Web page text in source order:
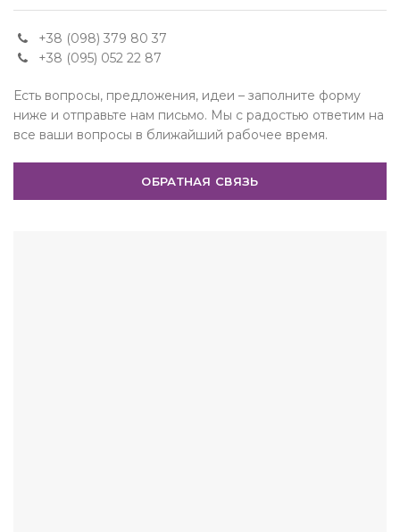
+38 (098) 379 80 37
+38 (095) 052 22 87
Есть вопросы, предложения, идеи – заполните форму
ниже и отправьте нам письмо. Мы с радостью ответим на
все ваши вопросы в ближайший рабочее время.
ОБРАТНАЯ СВЯЗЬ